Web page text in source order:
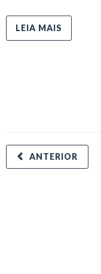
LEIA MAIS
ANTERIOR